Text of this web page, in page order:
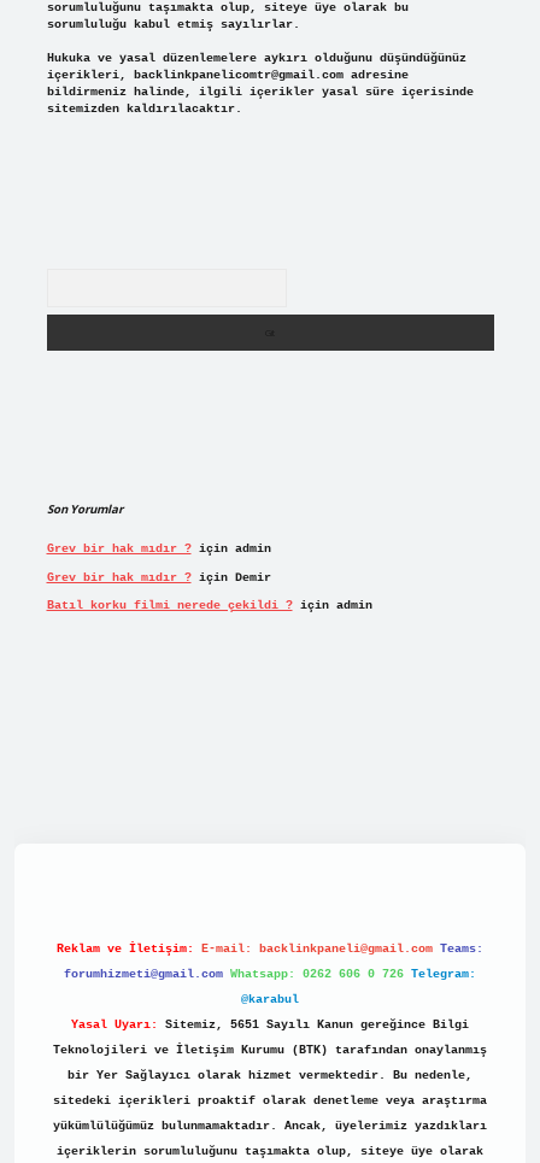
sorumluluğunu taşımakta olup, siteye üye olarak bu
sorumluluğu kabul etmiş sayılırlar.
Hukuka ve yasal düzenlemelere aykırı olduğunu düşündüğünüz
içerikleri,
backlinkpanelicomtr@gmail.comadresine
bildirmeniz halinde, ilgili içerikler yasal süre içerisinde
sitemizden kaldırılacaktır.
Son Yorumlar
Grev bir hak mıdır ?için admin
Grev bir hak mıdır ?için Demir
Batıl korku filmi nerede çekildi ?için admin
Reklam ve İletişim: E-mail: backlinkpaneli@gmail.com
Teams:
forumhizmeti@gmail.com Whatsapp: 0262 606 0 726
Telegram:
@karabul
Yasal Uyarı:
Sitemiz, 5651 Sayılı Kanun gereğince Bilgi
Teknolojileri ve İletişim Kurumu (BTK) tarafından onaylanmış
bir Yer Sağlayıcı olarak hizmet vermektedir. Bu nedenle,
sitedeki içerikleri proaktif olarak denetleme veya araştırma
yükümlülüğümüz bulunmamaktadır. Ancak, üyelerimiz yazdıkları
içeriklerin sorumluluğunu taşımakta olup, siteye üye olarak